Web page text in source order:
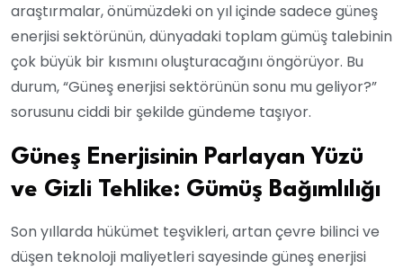
araştırmalar, önümüzdeki on yıl içinde sadece güneş
enerjisi sektörünün, dünyadaki toplam gümüş talebinin
çok büyük bir kısmını oluşturacağını öngörüyor. Bu
durum, “Güneş enerjisi sektörünün sonu mu geliyor?”
sorusunu ciddi bir şekilde gündeme taşıyor.
Güneş Enerjisinin Parlayan Yüzü
ve Gizli Tehlike: Gümüş Bağımlılığı
Son yıllarda hükümet teşvikleri, artan çevre bilinci ve
düşen teknoloji maliyetleri sayesinde güneş enerjisi